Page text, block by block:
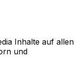
Inhalte auf allen
und